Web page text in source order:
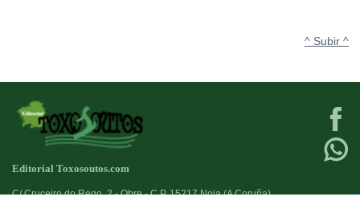
^ Subir ^
Editorial Toxosoutos.com
C/ Cruceiro do Rego, 2 - Obre - C.P. 15217 Noia (A Coruña)